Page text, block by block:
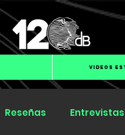
VIDEOS
Reseñas Entrevistas